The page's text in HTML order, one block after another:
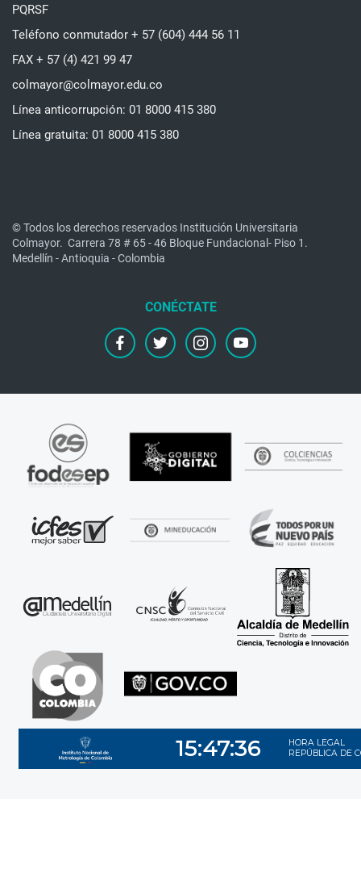
PQRSF
Teléfono conmutador + 57 (604) 444 56 11
FAX + 57 (4) 421 99 47
colmayor@colmayor.edu.co
Línea anticorrupción: 01 8000 415 380
Línea gratuita: 01 8000 415 380
© Todos los derechos reservados Institución Universitaria
Colmayor. Carrera 78 # 65 - 46 Bloque Fundacional- Piso 1.
Medellín - Antioquia - Colombia
facebooktwitter instagramyoutube